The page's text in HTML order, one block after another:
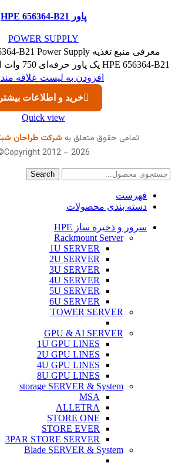
پاور HPE 656364-B21
POWER SUPPLY
HPE 656364-B21 یک پاور حرفه‌ای 750 وات از سری Common Slot
افزودن به لیست علاقه
خرید و اطلاعات بیشتر
Quick view
تمامی حقوق متعلق به شرکت طراحان
Copyright 2012 – 2026©
Search
فهرست
دسته بندی محصولات
سرور و ذخیره ساز HPE
Rackmount Server
1U SERVER
2U SERVER
3U SERVER
4U SERVER
5U SERVER
6U SERVER
TOWER SERVER
GPU & AI SERVER
1U GPU LINES
2U GPU LINES
4U GPU LINES
8U GPU LINES
storage SERVER & System
MSA
ALLETRA
STORE ONE
STORE EVER
3PAR STORE SERVER
Blade SERVER & System